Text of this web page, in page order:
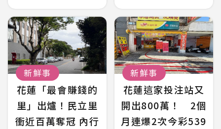
新鮮事
花蓮「最會賺錢的
里」出爐！民立里
衝近百萬奪冠 內行
新鮮事
花蓮這家投注站又
開出800萬！ 2個
月連爆2次今彩539